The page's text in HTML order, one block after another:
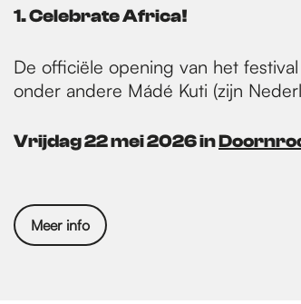
1. Celebrate Africa!
De officiële opening van het
onder andere Mádé Kuti (zijn
Vrijdag 22 mei 2026 in
Meer info